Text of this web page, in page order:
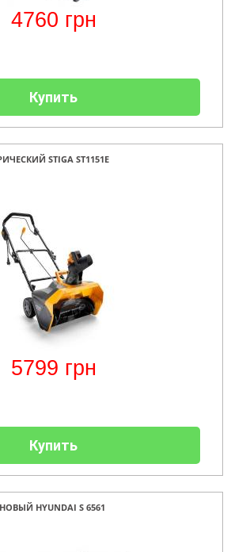
4760 грн
Купить
STIGA ST1151E
5799 грн
Купить
HYUNDAI S 6561